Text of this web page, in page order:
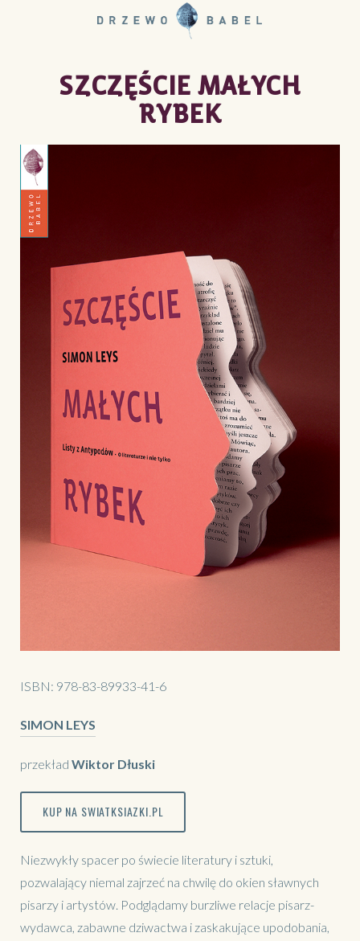
SZCZĘŚCIE MAŁYCH
RYBEK
ISBN: 978-83-89933-41-6
SIMON LEYS
przekład Wiktor Dłuski
KUP NA SWIATKSIAZKI.PL
Niezwykły spacer po świecie literatury i sztuki,
pozwalający niemal zajrzeć na chwilę do okien sławnych
pisarzy i artystów. Podglądamy burzliwe relacje pisarz-
wydawca, zabawne dziwactwa i zaskakujące upodobania,